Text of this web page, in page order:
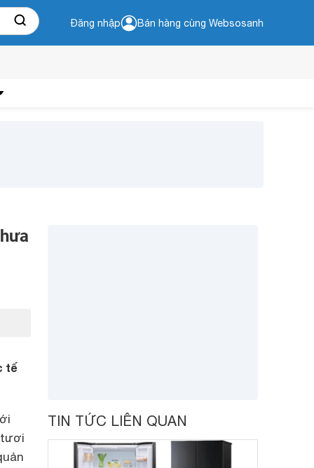
Đăng nhập Bán hàng cùng Websosanh
tế
tươi
TIN TỨC LIÊN QUAN